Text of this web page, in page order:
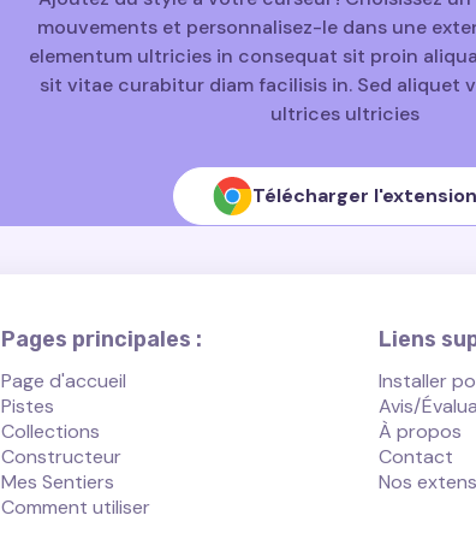
mouvements et personnalisez-le dans une
elementum ultricies in consequat sit proin
sit vitae curabitur diam facilisis in. Sed aliquet
ultrices ultricies
Télécharger l'extension
Pages principales :
Page d'accueil
Pistes
Collections
Constructeur
Mes Sentiers
Comment utiliser
Liens
Installer
Avis/
À propos
Contact
Nos